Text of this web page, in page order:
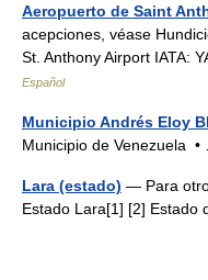
Aeropuerto de Saint
acepciones, véase
St. Anthony Airport IATA:
Español
Municipio Andrés Eloy
Municipio de Venezuela
Lara (estado) — Para
Estado Lara[1] [2]